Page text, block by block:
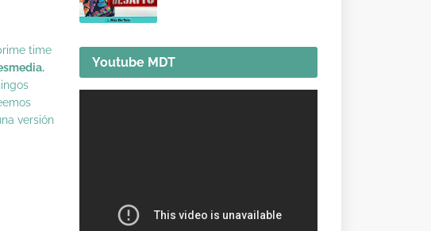
time
versión
Youtube MDT